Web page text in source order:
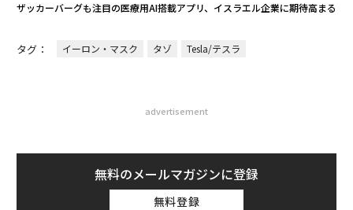
ザッカーバーグも注目の医療用AI搭載アプリ、イスラエル企業に期待高まる
タグ： イーロン・マスク タゾ Tesla/テスラ
advertisement
無料のメールマガジンに登録
無料登録